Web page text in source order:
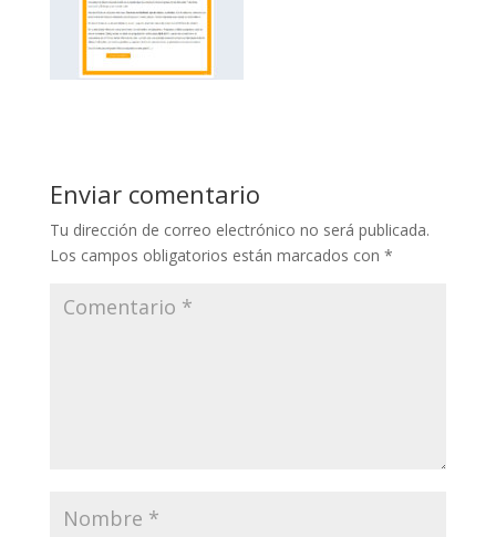
Enviar comentario
Tu dirección de correo electrónico no será publicada.
Los campos obligatorios están marcados con *